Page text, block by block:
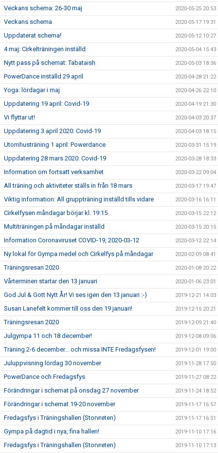
Veckans schema: 26-30 maj 2020-05-25 20:53
Veckans schema 2020-05-17 19:31
Uppdaterat schema! 2020-05-12 10:27
4 maj: Cirkelträningen inställd 2020-05-04 15:43
Nytt pass på schemat: Tabataish 2020-05-03 18:36
PowerDance inställd 29 april 2020-04-28 21:22
Yoga: lördagar i maj 2020-04-26 22:10
Uppdatering 19 april: Covid-19 2020-04-19 21:30
Vi flyttar ut! 2020-04-03 20:37
Uppdatering 3 april 2020: Covid-19 2020-04-03 18:15
Utomhusträning 1 april: Powerdance 2020-03-31 15:19
Uppdatering 28 mars 2020: Covid-19 2020-03-28 18:33
Information om fortsatt verksamhet 2020-03-22 09:04
All träning och aktiviteter ställs in från 18 mars 2020-03-17 19:47
Viktig information: All gruppträning inställd tills vidare 2020-03-16 16:11
Cirkelfysen måndagar börjar kl. 19:15 2020-03-15 22:12
Multiträningen på måndagar inställd 2020-03-15 20:15
Information Coronaviruset COVID-19, 2020-03-12 2020-03-12 22:14
Ny lokal för Gympa medel och Cirkelfys på måndagar 2020-02-09 08:41
Träningsresan 2020 2020-01-08 20:22
Vårterminen startar den 13 januari 2020-01-06 23:01
God Jul & Gott Nytt År! Vi ses igen den 13 januari :-) 2019-12-21 14:03
Susan Lanefelt kommer till oss den 19 januari! 2019-12-15 20:21
Träningsresan 2020 2019-12-09 21:40
Julgympa 11 och 18 december! 2019-12-08 09:06
Träning 2-6 december... och missa INTE Fredagsfysen! 2019-12-01 19:00
Juluppvisning lördag 30 november 2019-11-28 17:50
PowerDance och Fredagsfys 2019-11-27 08:22
Förändringar i schemat på onsdag 27 november 2019-11-24 18:52
Förändringar i schemat 19-20 november 2019-11-17 16:57
Fredagsfys i Träningshallen (Storvreten) 2019-11-17 16:51
Gympa på dagtid i nya, fina hallen! 2019-11-10 17:16
Fredagsfys i Träningshallen (Storvreten) 2019-11-10 17:13